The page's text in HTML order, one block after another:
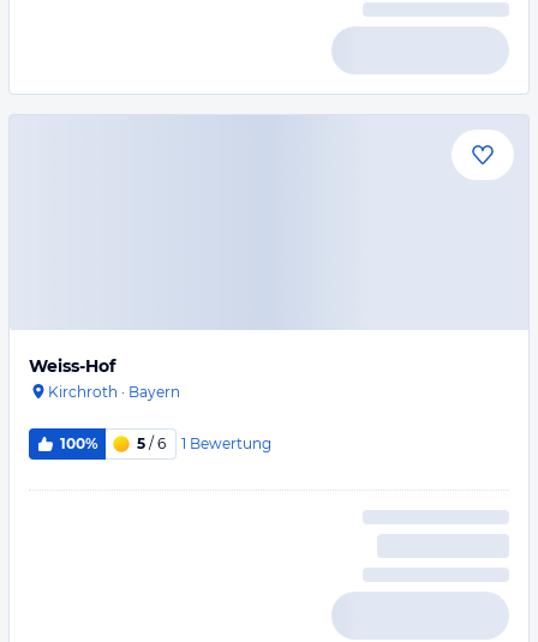
Weiss-Hof
Kirchroth · Bayern
100% 5 / 6 1 Bewertung